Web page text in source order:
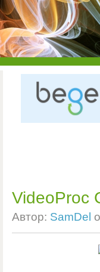
VideoProc
Автор: SamDel